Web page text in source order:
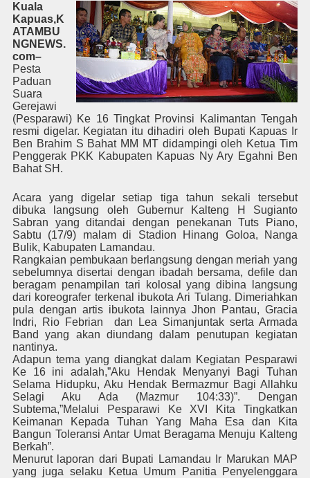
Kuala
Kapuas,K
ATAMBU
NGNEWS.
com–
Pesta
Paduan
Suara
Gerejawi
(Pesparawi) Ke 16 Tingkat Provinsi Kalimantan Tengah
resmi digelar. Kegiatan itu dihadiri oleh Bupati Kapuas Ir
Ben Brahim S Bahat MM MT didampingi oleh Ketua Tim
Penggerak PKK Kabupaten Kapuas Ny Ary Egahni Ben
Bahat SH.
Acara yang digelar setiap tiga tahun sekali tersebut
dibuka langsung oleh Gubernur Kalteng H Sugianto
Sabran yang ditandai dengan penekanan Tuts Piano,
Sabtu (17/9) malam di Stadion Hinang Goloa, Nanga
Bulik, Kabupaten Lamandau.
Rangkaian pembukaan berlangsung dengan meriah yang
sebelumnya disertai dengan ibadah bersama, defile dan
beragam penampilan tari kolosal yang dibina langsung
dari koreografer terkenal ibukota Ari Tulang. Dimeriahkan
pula dengan artis ibukota lainnya Jhon Pantau, Gracia
Indri, Rio Febrian dan Lea Simanjuntak serta Armada
Band yang akan diundang dalam penutupan kegiatan
nantinya.
Adapun tema yang diangkat dalam Kegiatan Pesparawi
Ke 16 ini adalah,”Aku Hendak Menyanyi Bagi Tuhan
Selama Hidupku, Aku Hendak Bermazmur Bagi Allahku
Selagi Aku Ada (Mazmur 104:33)”. Dengan
Subtema,”Melalui Pesparawi Ke XVI Kita Tingkatkan
Keimanan Kepada Tuhan Yang Maha Esa dan Kita
Bangun Toleransi Antar Umat Beragama Menuju Kalteng
Berkah”.
Menurut laporan dari Bupati Lamandau Ir Marukan MAP
yang juga selaku Ketua Umum Panitia Penyelenggara